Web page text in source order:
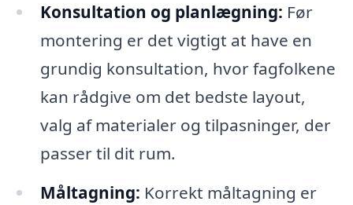
Konsultation og planlægning: Før
montering er det vigtigt at have en
grundig konsultation, hvor fagfolkene
kan rådgive om det bedste layout,
valg af materialer og tilpasninger, der
passer til dit rum.
Måltagning: Korrekt måltagning er